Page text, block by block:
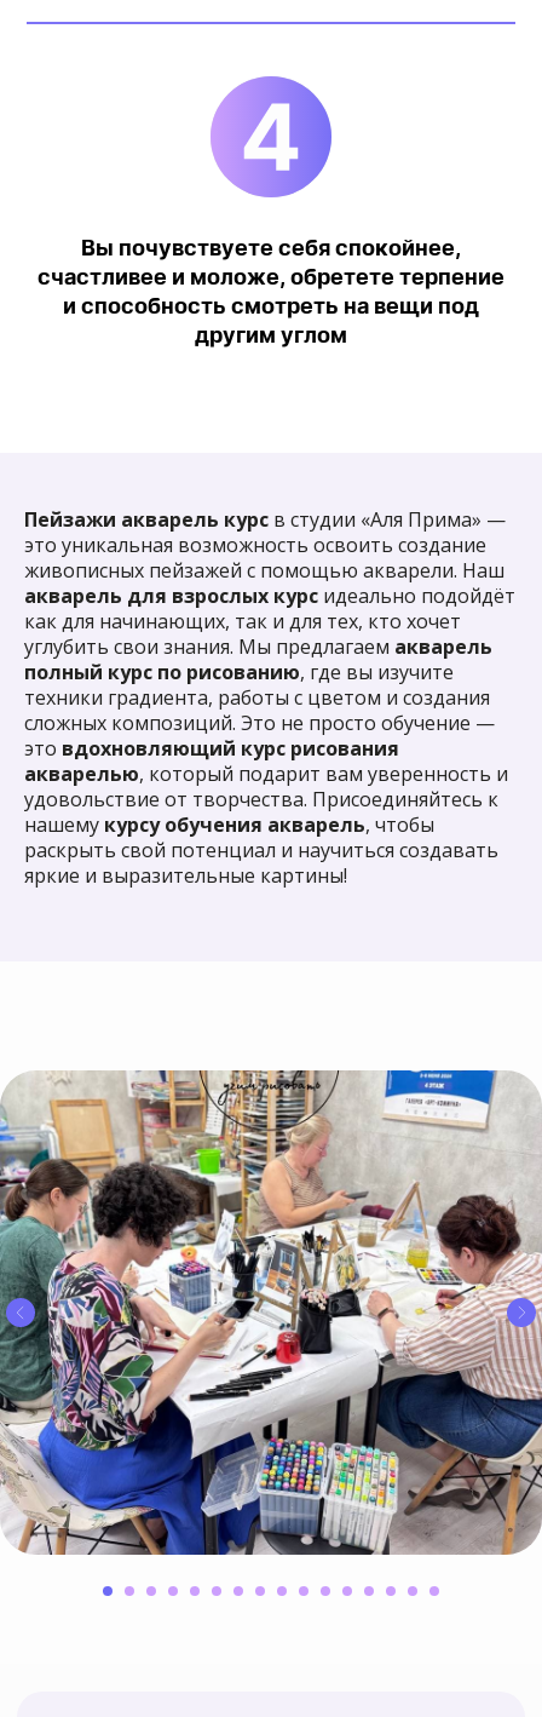
Вы почувствуете себя спокойнее,
счастливее и моложе, обретете терпение
и способность смотреть на вещи под
другим углом
Пейзажи акварель курс в студии «Аля Прима» —
это уникальная возможность освоить создание
живописных пейзажей с помощью акварели. Наш
акварель для взрослых курс идеально подойдёт
как для начинающих, так и для тех, кто хочет
углубить свои знания. Мы предлагаем акварель
полный курс по рисованию, где вы изучите
техники градиента, работы с цветом и создания
сложных композиций. Это не просто обучение —
это вдохновляющий курс рисования
акварелью, который подарит вам уверенность и
удовольствие от творчества. Присоединяйтесь к
нашему курсу обучения акварель, чтобы
раскрыть свой потенциал и научиться создавать
яркие и выразительные картины!
. При покупке
курса ваш друг должен назвать ваши ФИО
Посоветуй нас своим знакомым
на скидку 10%!
Пройди квиз на нашем сайте
Посмотреть все курсы
Приходи к нам
рисовать, если
ты хочешь:
Научиться рисовать
увлеченно и свободно
в любом возрасте
1
Приобрести новых,
интересных знакомых,
с которымивы на одной
волне
2